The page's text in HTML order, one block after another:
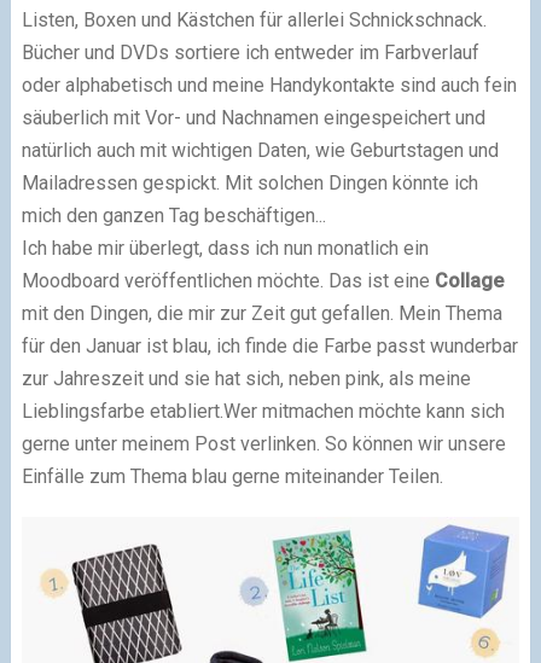
Listen, Boxen und Kästchen für allerlei Schnickschnack.
Bücher und DVDs sortiere ich entweder im Farbverlauf
oder alphabetisch und meine Handykontakte sind auch fein
säuberlich mit Vor- und Nachnamen eingespeichert und
natürlich auch mit wichtigen Daten, wie Geburtstagen und
Mailadressen gespickt. Mit solchen Dingen könnte ich
mich den ganzen Tag beschäftigen...
Ich habe mir überlegt, dass ich nun monatlich ein
Moodboard veröffentlichen möchte. Das ist eine Collage
mit den Dingen, die mir zur Zeit gut gefallen. Mein Thema
für den Januar ist blau, ich finde die Farbe passt wunderbar
zur Jahreszeit und sie hat sich, neben pink, als meine
Lieblingsfarbe etabliert.Wer mitmachen möchte kann sich
gerne unter meinem Post verlinken. So können wir unsere
Einfälle zum Thema blau gerne miteinander Teilen.